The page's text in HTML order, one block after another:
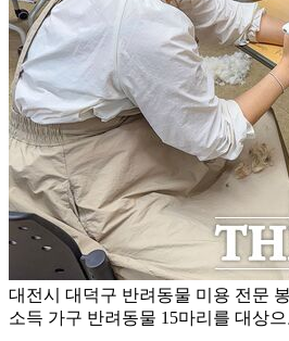
대전시 대덕구 반려동물 미용 전문
소득 가구 반려동물 15마리를 대상